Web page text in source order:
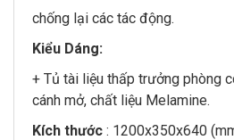
chống lại các tác động.
Kiểu Dáng:
+ Tủ tài liệu thấp trưởng phòng
cánh mở, chất liệu Melamine.
Kích thước : 1200x350x640